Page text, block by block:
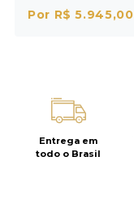
Por R$ 5.945,00
Entrega em
todo o Brasil